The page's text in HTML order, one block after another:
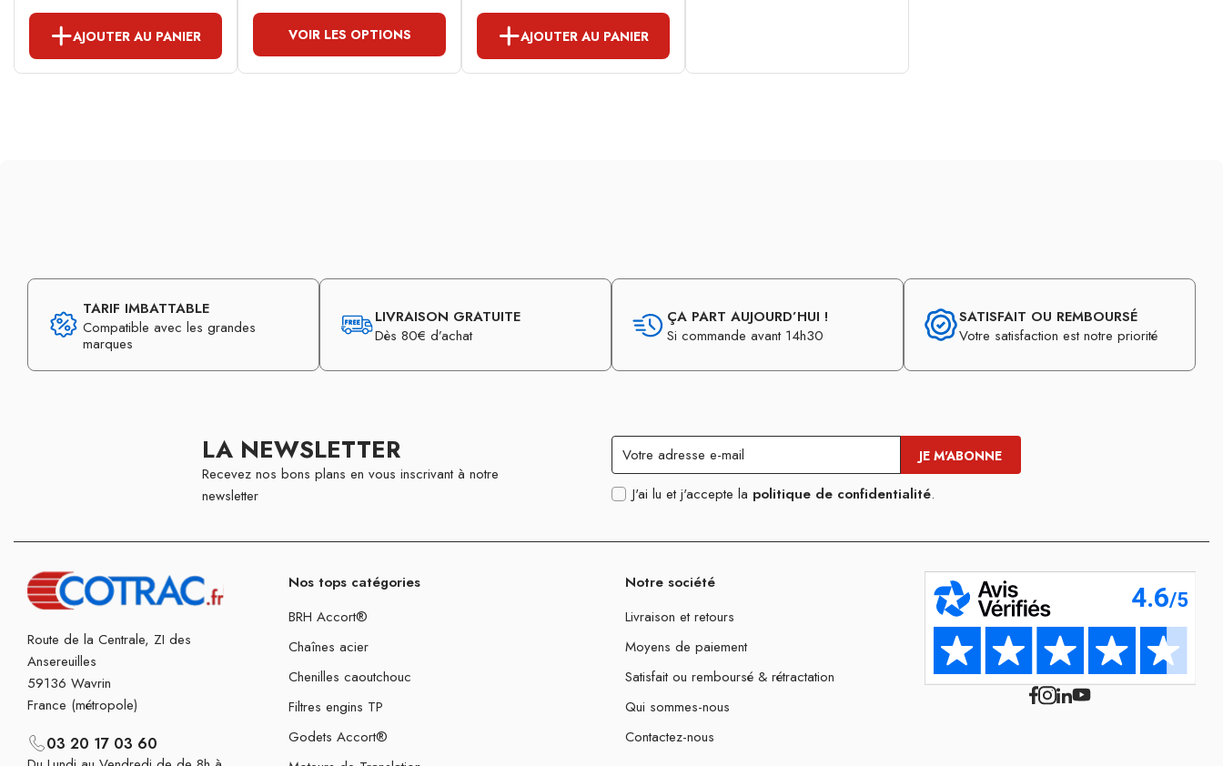
AJOUTER AU PANIER VOIR LES OPTIONS AJOUTER AU PANIER
TARIF IMBATTABLE
Compatible avec les grandes
marques
LIVRAISON GRATUITE
Dès 80€ d’achat
ÇA PART AUJOURD’HUI !
Si commande avant 14h30
SATISFAIT OU REMBOURSÉ
Votre satisfaction est notre priorité
LA NEWSLETTER
Recevez nos bons plans en vous inscrivant à notre
newsletter
J'ai lu et j'accepte la politique de confidentialité.
Route de la Centrale, ZI des
Ansereuilles
59136 Wavrin
France (métropole)
03 20 17 03 60
Nos tops catégories
BRH Accort®
Chaînes acier
Chenilles caoutchouc
Filtres engins TP
Godets Accort®
Notre société
Livraison et retours
Moyens de paiement
Satisfait ou remboursé & rétractation
Qui sommes-nous
Contactez-nous